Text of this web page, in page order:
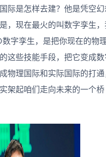
际是怎样去建？他是凭空幻
，现在最火的叫数字孪生
字孪生，是把你现在的物
这些技能手段，把它变成数
物理国际和实际国际的打
架起咱们走向未来的一个桥